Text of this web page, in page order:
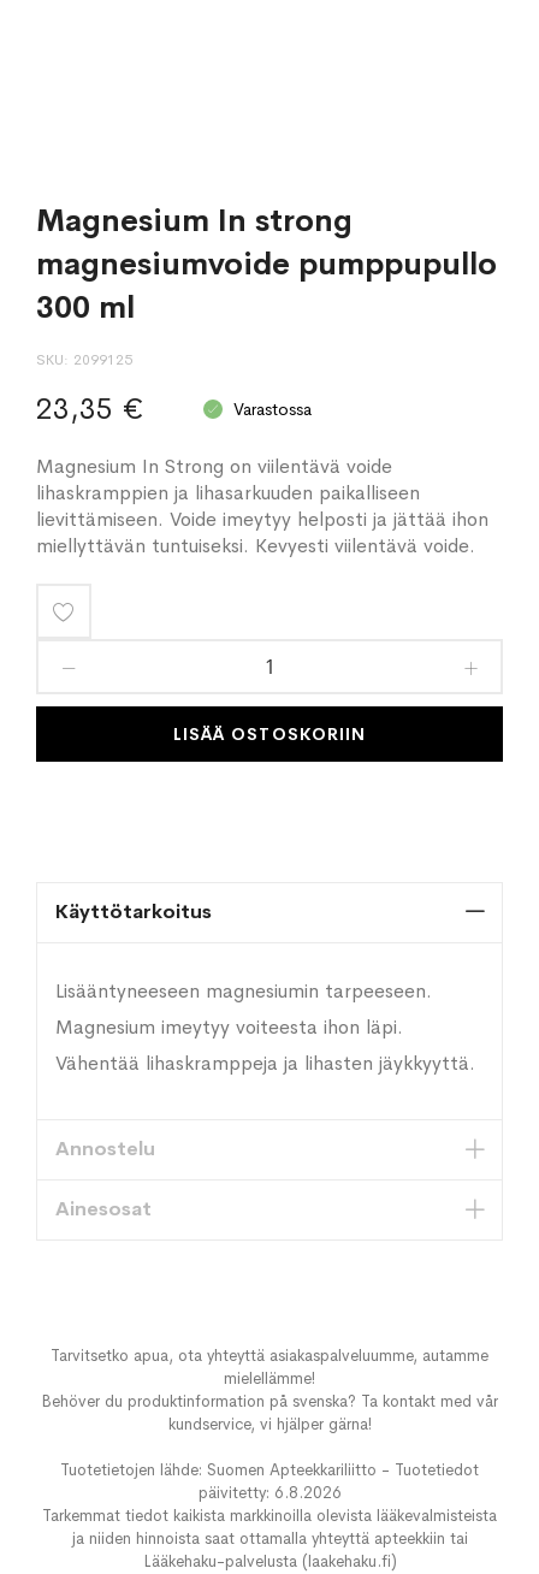
Magnesium In strong
magnesiumvoide pumppupullo
300 ml
SKU 2099125
23,35 € Varastossa
Magnesium In Strong on viilentävä voide
lihaskramppien ja lihasarkuuden paikalliseen
lievittämiseen. Voide imeytyy helposti ja jättää ihon
miellyttävän tuntuiseksi. Kevyesti viilentävä voide.
toivelistaan
LISÄÄ OSTOSKORIIN
Käyttötarkoitus
Lisääntyneeseen magnesiumin tarpeeseen.
Magnesium imeytyy voiteesta ihon läpi.
Vähentää lihaskramppeja ja lihasten jäykkyyttä.
Annostelu
Ainesosat
Tarvitsetko apua, ota yhteyttä asiakaspalveluumme, autamme
mielellämme!
Behöver du produktinformation på svenska? Ta kontakt med vår
kundservice, vi hjälper gärna!
Tuotetietojen lähde: Suomen Apteekkariliitto - Tuotetiedot
päivitetty: 6.8.2026
Tarkemmat tiedot kaikista markkinoilla olevista lääkevalmisteista
ja niiden hinnoista saat ottamalla yhteyttä apteekkiin tai
Lääkehaku-palvelusta (laakehaku.fi)